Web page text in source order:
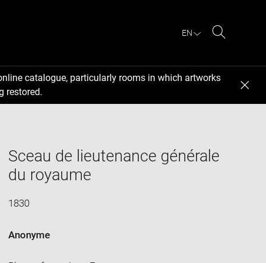
EN
catalogue, particularly rooms in which artworks
restored.
Sceau de lieutenance générale
du royaume
1830
Anonyme